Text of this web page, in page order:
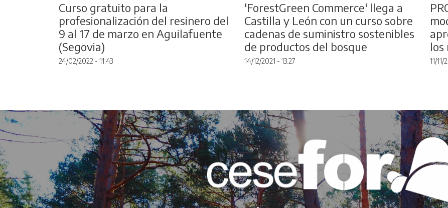
Curso gratuito para la
profesionalización del resinero del
9 al 17 de marzo en Aguilafuente
(Segovia)
24/02/2022 - 11:43
'ForestGreen Commerce' llega a
Castilla y León con un curso sobre
cadenas de suministro sostenibles
de productos del bosque
14/12/2021 - 13:27
los
11/